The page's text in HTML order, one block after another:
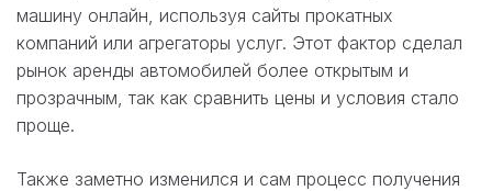
машину онлайн, используя сайты прокатных
компаний или агрегаторы услуг. Этот фактор сделал
рынок аренды автомобилей более открытым и
прозрачным, так как сравнить цены и условия стало
проще.
Также заметно изменился и сам процесс получения